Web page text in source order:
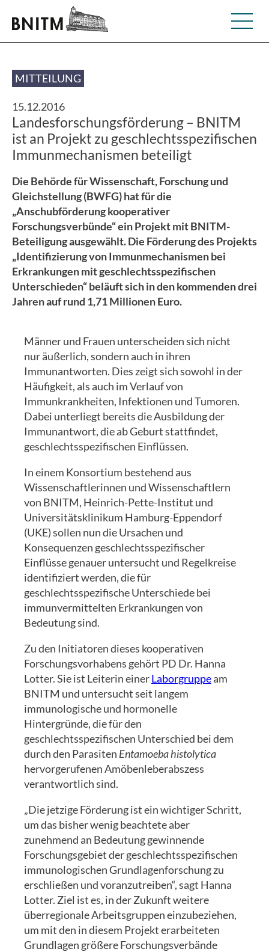
MITTEILUNG
15.12.2016
Landesforschungsförderung – BNITM
ist an Projekt zu geschlechtsspezifischen
Immunmechanismen beteiligt
Die Behörde für Wissenschaft, Forschung und
Gleichstellung (BWFG) hat für die
„Anschubförderung kooperativer
Forschungsverbünde“ ein Projekt mit BNITM-
Beteiligung ausgewählt. Die Förderung des Projekts
„Identifizierung von Immunmechanismen bei
Erkrankungen mit geschlechtsspezifischen
Unterschieden“ beläuft sich in den kommenden drei
Jahren auf rund 1,71 Millionen Euro.
Männer und Frauen unterscheiden sich nicht
nur äußerlich, sondern auch in ihren
Immunantworten. Dies zeigt sich sowohl in der
Häufigkeit, als auch im Verlauf von
Immunkrankheiten, Infektionen und Tumoren.
Dabei unterliegt bereits die Ausbildung der
Immunantwort, die ab Geburt stattfindet,
geschlechtsspezifischen Einflüssen.
In einem Konsortium bestehend aus
Wissenschaftlerinnen und Wissenschaftlern
von BNITM, Heinrich-Pette-Institut und
Universitätsklinikum Hamburg-Eppendorf
(UKE) sollen nun die Ursachen und
Konsequenzen geschlechtsspezifischer
Einflüsse genauer untersucht und Regelkreise
identifiziert werden, die für
geschlechtsspezifische Unterschiede bei
immunvermittelten Erkrankungen von
Bedeutung sind.
Zu den Initiatoren dieses kooperativen
Forschungsvorhabens gehört PD Dr. Hanna
Lotter. Sie ist Leiterin einerLaborgruppeam
BNITM und untersucht seit langem
immunologische und hormonelle
Hintergründe, die für den
geschlechtsspezifischen Unterschied bei dem
durch den Parasiten Entamoeba histolytica
hervorgerufenen Amöbenleberabszess
verantwortlich sind.
„Die jetzige Förderung ist ein wichtiger Schritt,
um das bisher wenig beachtete aber
zunehmend an Bedeutung gewinnende
Forschungsgebiet der geschlechtsspezifischen
immunologischen Grundlagenforschung zu
erschließen und voranzutreiben“, sagt Hanna
Lotter. Ziel ist es, in der Zukunft weitere
überregionale Arbeitsgruppen einzubeziehen,
um mit den in diesem Projekt erarbeiteten
Grundlagen größere Forschungsverbände